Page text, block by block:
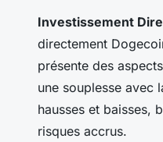
Investissement
directement
présente des
une souplesse avec
hausses et baisses,
risques accrus.